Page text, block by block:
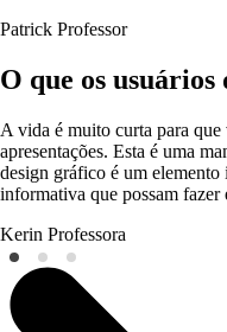
Patrick Professor
O que os usuários
A vida é muito curta para que
apresentações. Esta é uma
design gráfico é um elemento
informativa que possam fazer
Kerin Professora